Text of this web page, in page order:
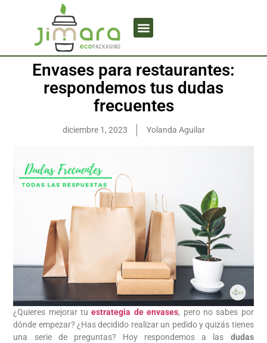
Envases para restaurantes:
respondemos tus dudas
frecuentes
diciembre 1, 2023 Yolanda Aguilar
¿Quieres mejorar tuestrategia de envases, pero no sabes por
dónde empezar? ¿Has decidido realizar un pedido y quizás tienes
una serie de preguntas? Hoy respondemos a las dudas